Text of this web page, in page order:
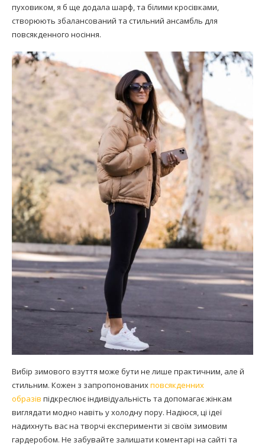
пуховиком, я б ще додала шарф, та білими кросівками,
створюють збалансований та стильний ансамбль для
повсякденного носіння.
Вибір зимового взуття може бути не лише практичним, але й
стильним. Кожен з запропонованихповсякденних
образів підкреслює індивідуальність та допомагає жінкам
виглядати модно навіть у холодну пору. Надіюся, ці ідеї
надихнуть вас на творчі експерименти зі своїм зимовим
гардеробом. Не забувайте залишати коментарі на сайті та